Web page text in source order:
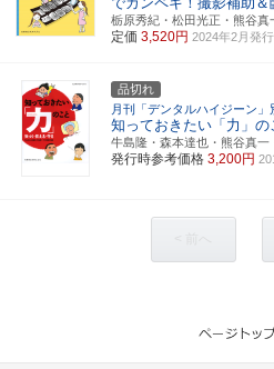
栃原秀紀・松田光正・熊谷
定価 3,520円 2024年2月発行
品切れ
月刊「デンタルハイジーン」
知っておきたい「力」の
牛島隆・森本達也・熊谷真
発行時参考価格 3,200円